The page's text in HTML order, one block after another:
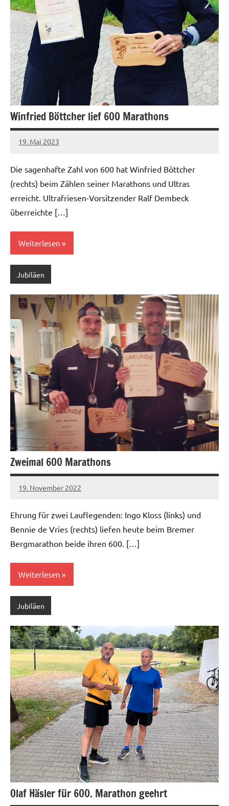
Winfried Böttcher lief 600 Marathons
19. Mai 2023
admin
Keine
Die sagenhafte Zahl von 600 hat Winfried Böttcher
(rechts) beim Zählen seiner Marathons und Ultras
erreicht. Ultrafriesen-Vorsitzender Ralf Dembeck
überreichte […]
Weiterlesen
Jubiläen
Zweimal 600 Marathons
19. November 2022
admin
1 Kommentar
Ehrung für zwei Lauflegenden: Ingo Kloss (links) und
Bennie de Vries (rechts) liefen heute beim Bremer
Bergmarathon beide ihren 600. […]
Weiterlesen
Jubiläen
Olaf Häsler für 600. Marathon geehrt